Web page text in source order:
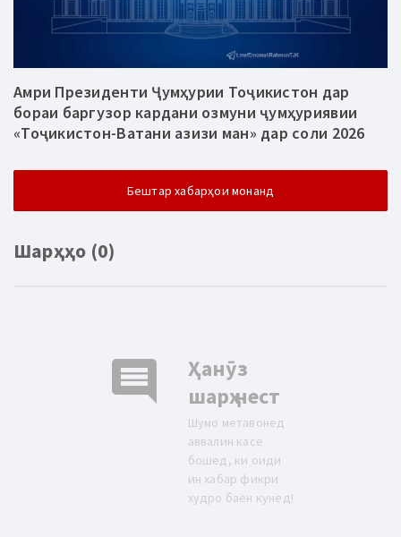
Амри Президенти Ҷумҳурии Тоҷикистон дар
бораи баргузор кардани озмуни ҷумҳуриявии
«Тоҷикистон-Ватани азизи ман» дар соли 2026
Бештар хабарҳои монанд
Шарҳҳо (0)
comment
Ҳанӯз
шарҳ нест
Шумо метавонед
аввалин касе
бошед, ки оиди
ин хабар фикри
худро баён кунед!